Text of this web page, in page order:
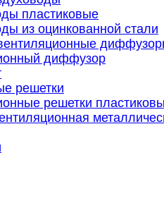
пластиковые
из оцинкованной стали
диффузор
решетки
решетки